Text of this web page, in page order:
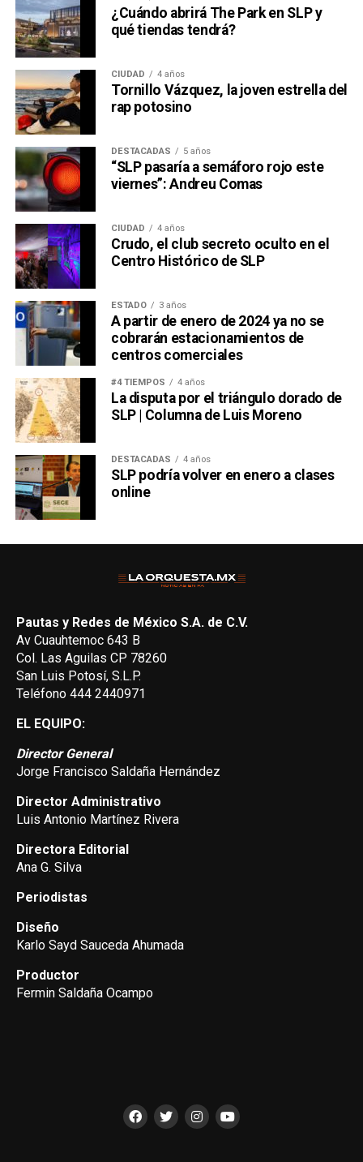
¿Cuándo abrirá The Park en SLP y
qué tiendas tendrá?
CIUDAD 4 años
Tornillo Vázquez, la joven estrella del
rap potosino
DESTACADAS 5 años
“SLP pasaría a semáforo rojo este
viernes”: Andreu Comas
CIUDAD 4 años
Crudo, el club secreto oculto en el
Centro Histórico de SLP
ESTADO 3 años
A partir de enero de 2024 ya no se
cobrarán estacionamientos de
centros comerciales
#4 TIEMPOS 4 años
La disputa por el triángulo dorado de
SLP | Columna de Luis Moreno
DESTACADAS 4 años
SLP podría volver en enero a clases
online
Pautas y Redes de México S.A. de C.V.
Av Cuauhtemoc 643 B
Col. Las Aguilas CP 78260
San Luis Potosí, S.L.P.
Teléfono 444 2440971
EL EQUIPO:
Director General
Jorge Francisco Saldaña Hernández
Director Administrativo
Luis Antonio Martínez Rivera
Directora Editorial
Ana G. Silva
Periodistas
Diseño
Karlo Sayd Sauceda Ahumada
Productor
Fermin Saldaña Ocampo